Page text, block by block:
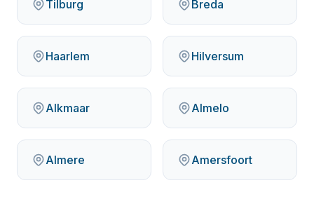
Tilburg Breda
Haarlem Hilversum
Alkmaar Almelo
Almere Amersfoort